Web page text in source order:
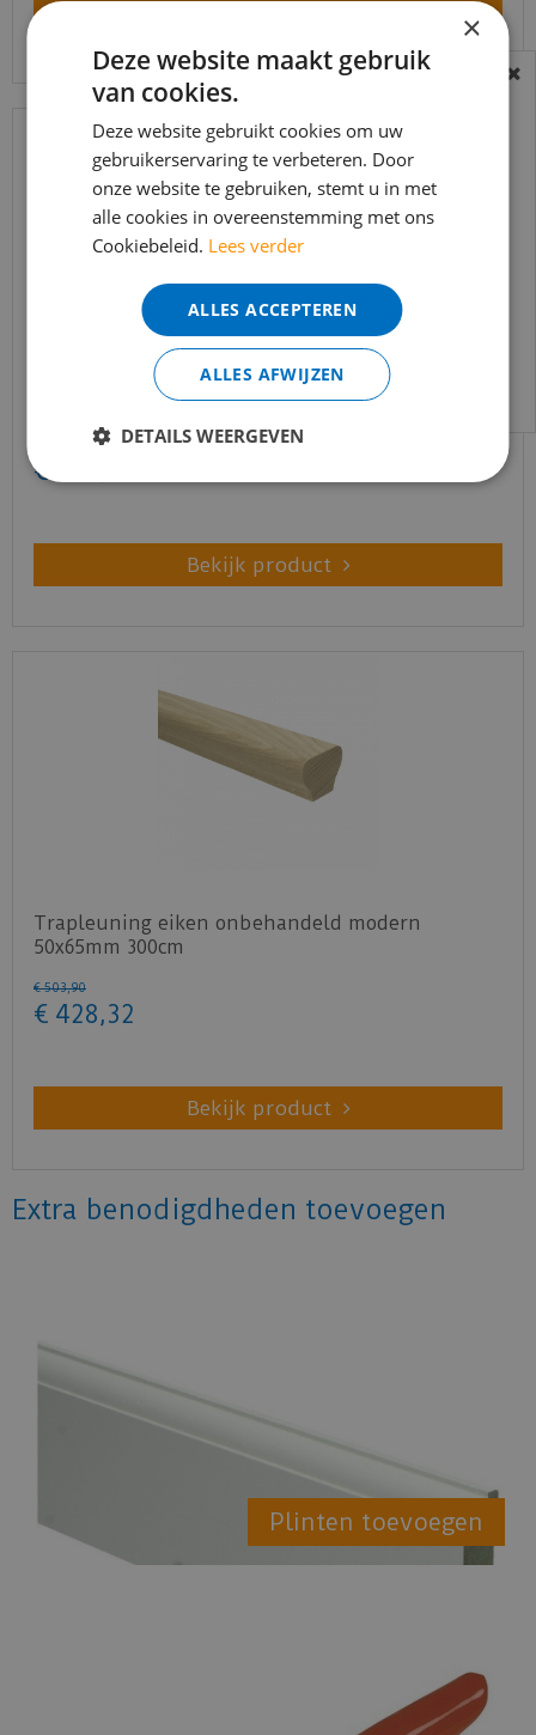
Trapleuning eik onbehandeld sleutelgat
40x60mm 350cm
€
Bekijk product
Trapleuning eiken onbehandeld modern
50x65mm 300cm
€ 503,90
€ 428,32
Bekijk product
Extra benodigdheden toevoegen
Plinten toevoegen
BEREIKBAARHEID
In verband met de vakantie periode zijn wij
t/m 14 augustus telefonisch helaas niet
bereikbaar.
Bestelling worden uiteraard verwerkt
echter iets minder snel dan wat je van ons
gewend bent.
Voor vragen kan je ons bereiken via
info@merkvloerenwinkel.nl
×
Deze website maakt gebruik
van cookies.
Deze website gebruikt cookies om uw
gebruikerservaring te verbeteren. Door
onze website te gebruiken, stemt u in met
alle cookies in overeenstemming met ons
Cookiebeleid. Lees verder
ALLES ACCEPTEREN
ALLES AFWIJZEN
DETAILS WEERGEVEN